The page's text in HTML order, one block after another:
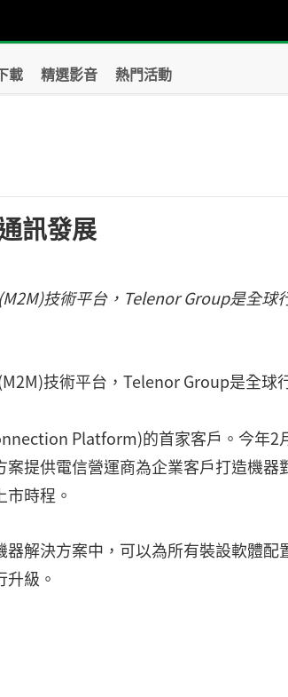
載 精選影音 熱門活動
訊發展
技術平台，Telenor Group是全球
技術平台，Telenor Group是全球
Platform)的首家客戶。今年2
提供電信營運商為企業客戶打造機器
時程。
解決方案中，可以為所有裝設軟體配
級。